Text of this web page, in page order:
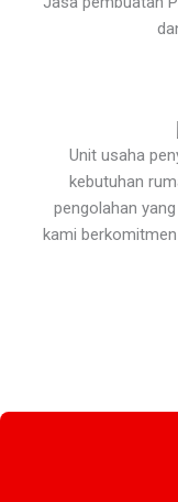
Unit usaha
kebutuhan
pengolahan
kami